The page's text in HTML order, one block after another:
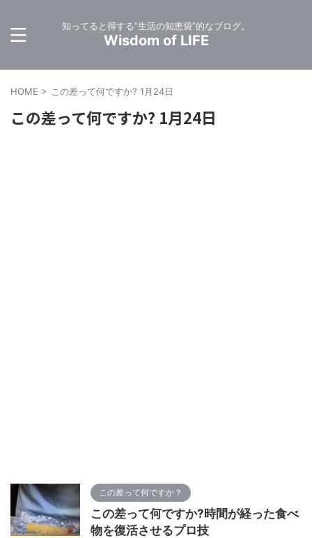
知ってると得する”生活の知恵袋”的なブログ。
Wisdom of LIFE
HOME > この差って何ですか? 1月24日
この差って何ですか? 1月24日
この差って何ですか？
この差って何ですか?時間が経った食べ
物を復活させるプロ技